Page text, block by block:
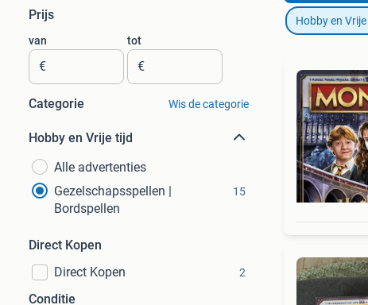
Prijs
van
€
tot
€
Categorie Wis de categorie
Hobby en Vrije tijd
Alle advertenties
Gezelschapsspellen |
Bordspellen
15
Direct Kopen
Direct Kopen
2
Conditie
Hobby en